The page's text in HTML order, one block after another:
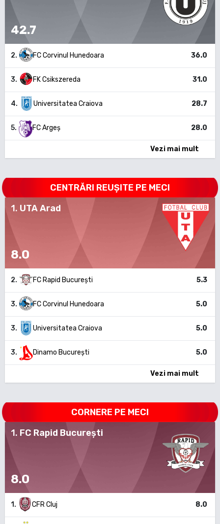
42.7
2. FC Corvinul Hunedoara 36.0
3. FK Csikszereda 31.0
4. Universitatea Craiova 28.7
5. FC Argeș 28.0
Vezi mai mult
CENTRĂRI REUȘITE PE MECI
1. UTA Arad
8.0
2. FC Rapid București 5.3
3. FC Corvinul Hunedoara 5.0
3. Universitatea Craiova 5.0
3. Dinamo București 5.0
Vezi mai mult
CORNERE PE MECI
1. FC Rapid București
8.0
1 . CFR Cluj 8.0